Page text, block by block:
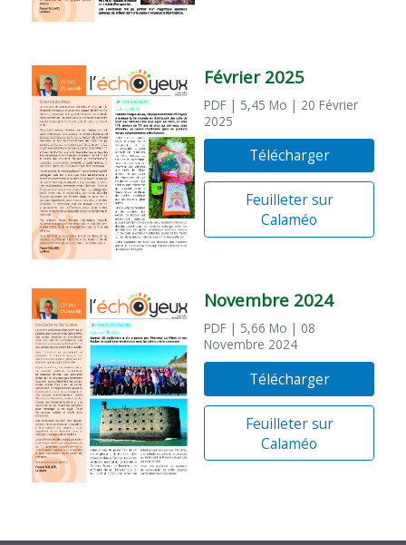
Février 2025
PDF | 5,45 Mo | 20 Février
2025
Télécharger
Feuilleter sur
Calaméo
Novembre 2024
PDF | 5,66 Mo | 08
Novembre 2024
Télécharger
Feuilleter sur
Calaméo